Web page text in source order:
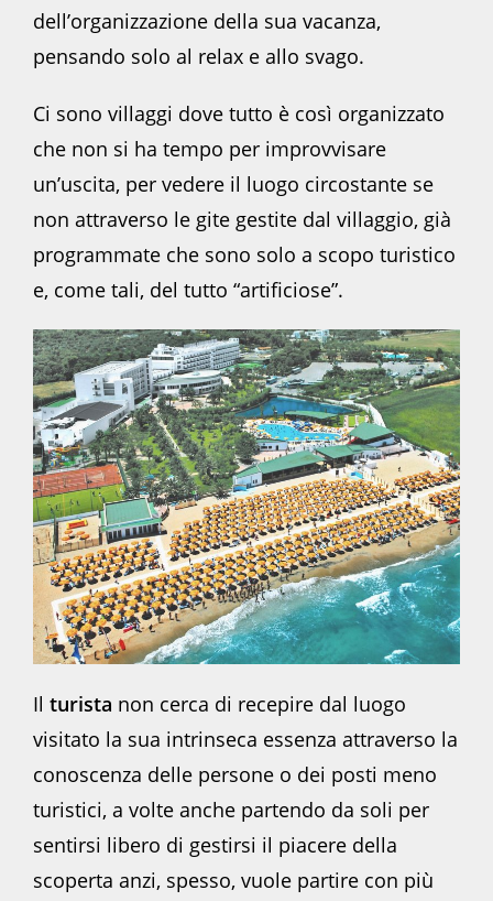
dell’organizzazione della sua vacanza,
pensando solo al relax e allo svago.
Ci sono villaggi dove tutto è così organizzato
che non si ha tempo per improvvisare
un’uscita, per vedere il luogo circostante se
non attraverso le gite gestite dal villaggio, già
programmate che sono solo a scopo turistico
e, come tali, del tutto “artificiose”.
Il turista non cerca di recepire dal luogo
visitato la sua intrinseca essenza attraverso la
conoscenza delle persone o dei posti meno
turistici, a volte anche partendo da soli per
sentirsi libero di gestirsi il piacere della
scoperta anzi, spesso, vuole partire con più